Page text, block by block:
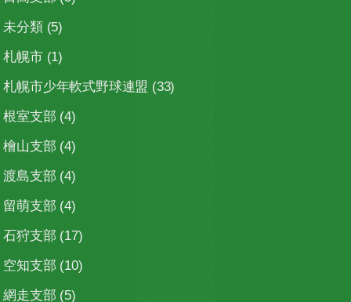
未分類(5)
札幌市(1)
札幌市少年軟式野球連盟 (33)
根室支部 (4)
檜山支部 (4)
渡島支部 (4)
留萌支部 (4)
石狩支部 (17)
空知支部 (10)
網走支部 (5)